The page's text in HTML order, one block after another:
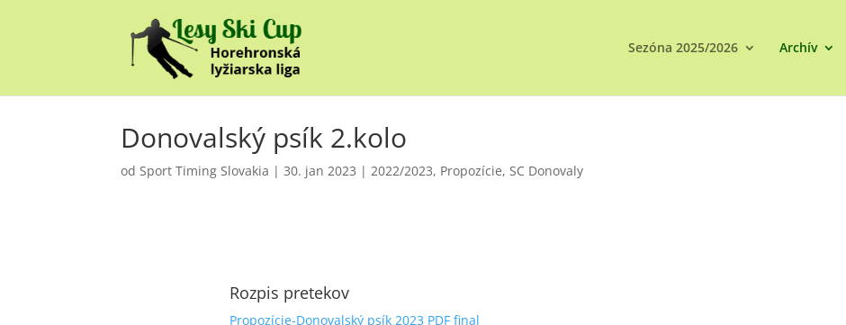
Sezóna 2025/2026 Archív
Donovalský psík 2.kolo
odSport Timing Slovakia |30. jan 2023 |2022/2023, Propozície,SC Donovaly
Rozpis pretekov
Propozície-Donovalský psík 2023 PDF final